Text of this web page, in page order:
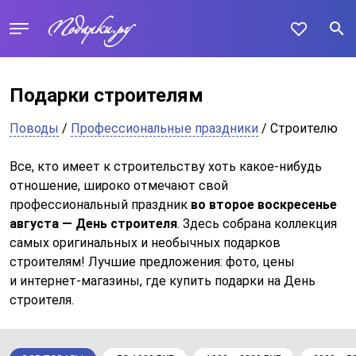
Подарки строителям
Поводы / Профессиональные праздники / Строителю
Все, кто имеет к строительству хоть какое-нибудь
отношение, широко отмечают свой
профессиональный праздник во второе воскресенье
августа — День строителя. Здесь собрана коллекция
самых оригинальных и необычных подарков
строителям! Лучшие предложения: фото, цены
и интернет-магазины, где купить подарки на День
строителя.